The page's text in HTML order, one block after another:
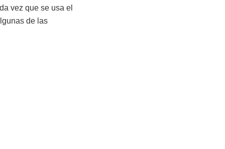
vez que se usa el
de las